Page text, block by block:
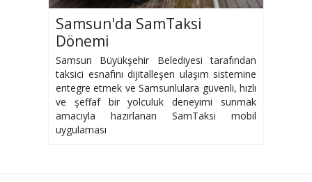
Samsun'da SamTaksi
Dönemi
Samsun Büyükşehir Belediyesi tarafından
taksici esnafını dijitalleşen ulaşım sistemine
entegre etmek ve Samsunlulara güvenli, hızlı
ve şeffaf bir yolculuk deneyimi sunmak
amacıyla hazırlanan SamTaksi mobil
uygulaması